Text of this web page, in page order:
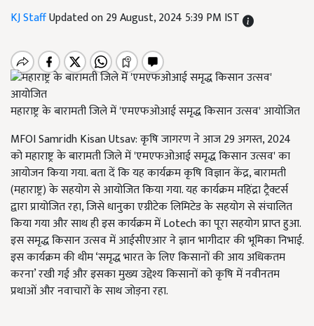
KJ StaffUpdated on 29 August, 2024 5:39 PM IST
महाराष्ट्र के बारामती जिले में 'एमएफओआई समृद्ध किसान उत्सव' आयोजित
MFOI Samridh Kisan Utsav: कृषि जागरण ने आज 29 अगस्त, 2024
को महाराष्ट्र के बारामती जिले में 'एमएफओआई समृद्ध किसान उत्सव' का
आयोजन किया गया. बता दें कि यह कार्यक्रम कृषि विज्ञान केंद्र, बारामती
(महाराष्ट्र) के सहयोग से आयोजित किया गया. यह कार्यक्रम महिंद्रा ट्रैक्टर्स
द्वारा प्रायोजित रहा, जिसे धानुका एग्रीटेक लिमिटेड के सहयोग से संचालित
किया गया और साथ ही इस कार्यक्रम में Lotech का पूरा सहयोग प्राप्त हुआ.
इस समृद्ध किसान उत्सव में आईसीएआर ने ज्ञान भागीदार की भूमिका निभाई.
इस कार्यक्रम की थीम ‘समृद्ध भारत के लिए किसानों की आय अधिकतम
करना’ रखी गई और इसका मुख्य उद्देश्य किसानों को कृषि में नवीनतम
प्रथाओं और नवाचारों के साथ जोड़ना रहा.